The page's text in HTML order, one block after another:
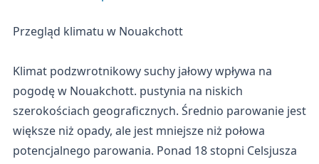
Przegląd klimatu w Nouakchott
Klimat podzwrotnikowy suchy jałowy wpływa na
pogodę w Nouakchott. pustynia na niskich
szerokościach geograficznych. Średnio parowanie jest
większe niż opady, ale jest mniejsze niż połowa
potencjalnego parowania. Ponad 18 stopni Celsjusza